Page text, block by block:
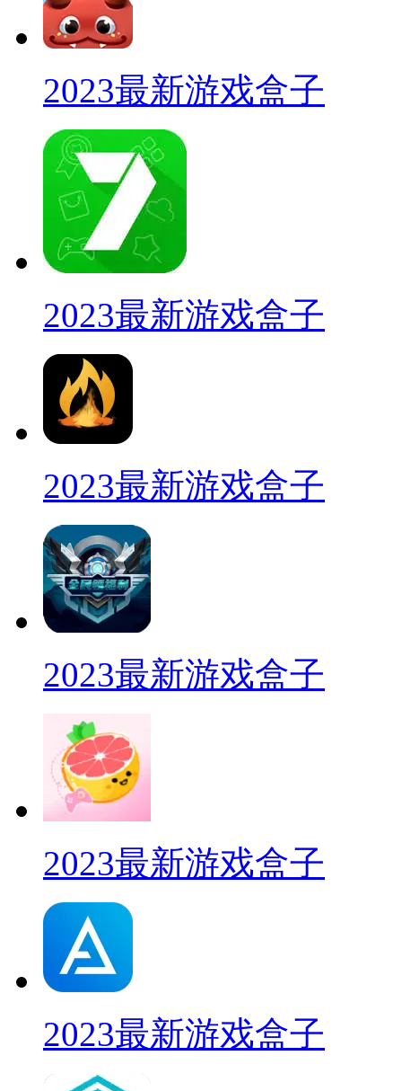
2023最新游戏盒子
2023最新游戏盒子
2023最新游戏盒子
2023最新游戏盒子
2023最新游戏盒子
2023最新游戏盒子